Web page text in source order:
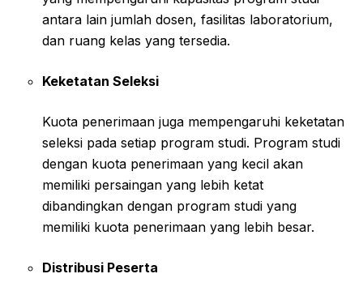
antara lain jumlah dosen, fasilitas laboratorium,
dan ruang kelas yang tersedia.
Keketatan Seleksi
Kuota penerimaan juga mempengaruhi keketatan
seleksi pada setiap program studi. Program studi
dengan kuota penerimaan yang kecil akan
memiliki persaingan yang lebih ketat
dibandingkan dengan program studi yang
memiliki kuota penerimaan yang lebih besar.
Distribusi Peserta